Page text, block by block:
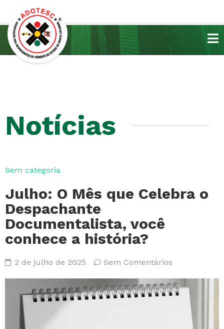
Notícias
Sem categoria
Julho: O Mês que Celebra o
Despachante
Documentalista, você
conhece a história?
2 de julho de 2025 Sem Comentários